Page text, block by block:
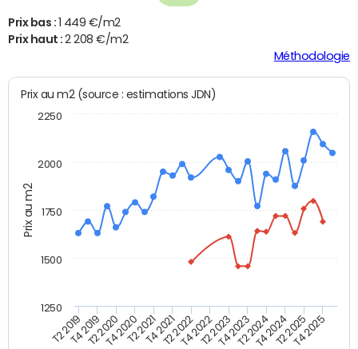
Prix bas : 1 449 €/m2
Prix haut :2 208 €/m2
Méthodologie
Prix au m2
Prix au m2 (source : estimations JDN)
T2 2019T4 2019T2 2020T4 2020T2 2021T4 2021T2 2022T4 2022T2 2023T4 2023T2 2024T4 2024T2 2025T4 2025
2000
1250
1500
1750
2250